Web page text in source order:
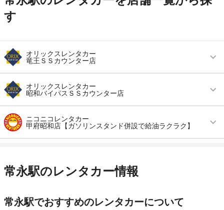
す
オリックスレンタカー
竜王ＳＳカウンター店
営業時間 毎日 09:00 ～ 19:00
アクセス 竜王駅より徒歩で約40分（送迎なし）
住所
甲斐市西八幡３６７１－１ ＥＮＥＯＳガソリン
スタンド内
この店舗でレンタカーを探す
オリックスレンタカー
昭和バイパスＳＳカウンター店
営業時間 毎日 09:00 ～ 19:00
アクセス 常永駅より徒歩で約18分（送迎なし）
店舗詳細 店舗詳細ページはこちら
この店舗でレンタカーを探す
ニコニコレンタカー
甲府昭和店【ガソリンスタンド併設で給油ラクラク】
アクセス 常永駅より徒歩で約13分（送迎なし）
店舗詳細 店舗詳細ページはこちら
常永駅のレンタカー情報
常永駅でおすすめのレンタカーについて